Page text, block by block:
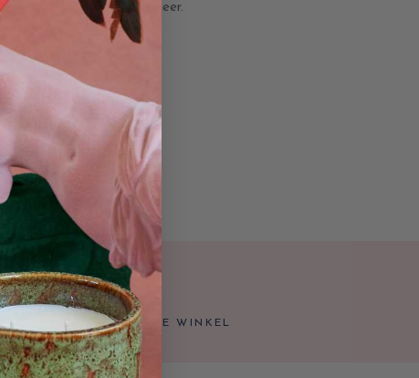
van gelamineerd eikenfineer.
Dienbladen & Mandjes
alles van het merk Muuto
nog meer leuke koopjes.
AFHALEN IN ONZE WINKEL